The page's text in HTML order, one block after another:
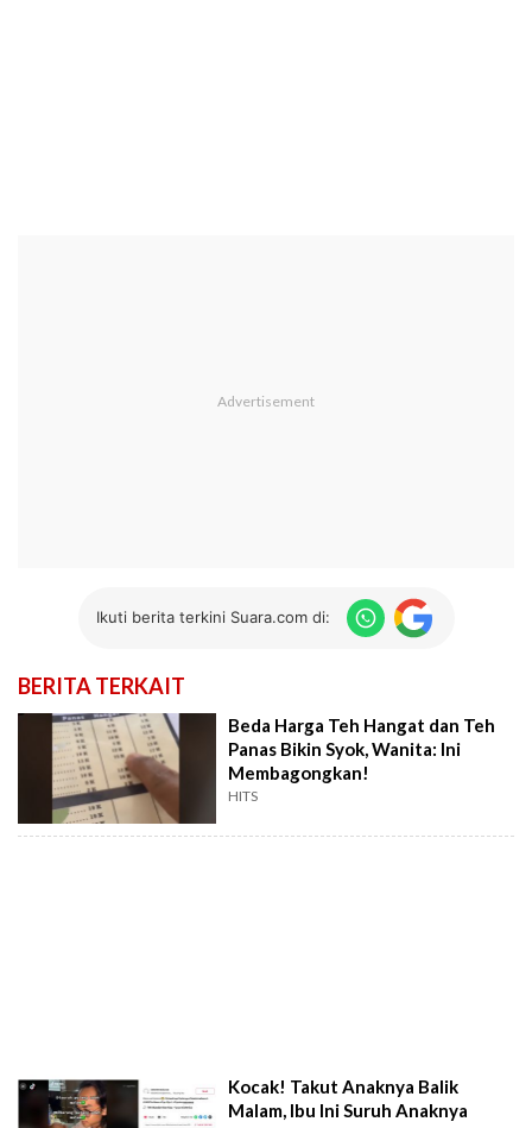
Ikuti berita terkini Suara.com di:
BERITA TERKAIT
Beda Harga Teh Hangat dan Teh
Panas Bikin Syok, Wanita: Ini
Membagongkan!
HITS
Kocak! Takut Anaknya Balik
Malam, Ibu Ini Suruh Anaknya